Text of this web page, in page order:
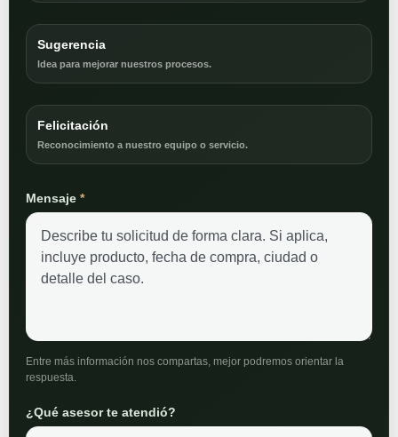
Sugerencia
Idea para mejorar nuestros procesos.
Felicitación
Reconocimiento a nuestro equipo o servicio.
Mensaje *
Entre más información nos compartas, mejor podremos orientar la
respuesta.
¿Qué asesor te atendió?